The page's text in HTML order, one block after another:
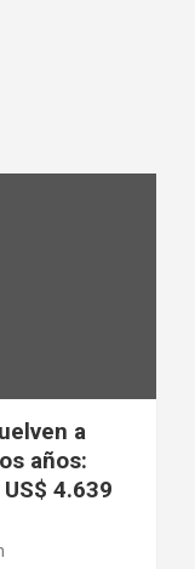
a
años:
4.639